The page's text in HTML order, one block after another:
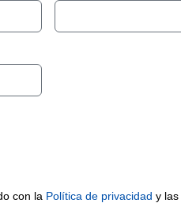
con la Política de privacidad y las